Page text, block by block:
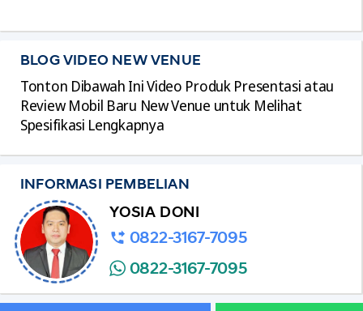
BLOG VIDEO NEW VENUE
Tonton Dibawah Ini Video Produk Presentasi atau
Review Mobil Baru New Venue untuk Melihat
Spesifikasi Lengkapnya
INFORMASI PEMBELIAN
YOSIA DONI
0822-3167-7095
0822-3167-7095